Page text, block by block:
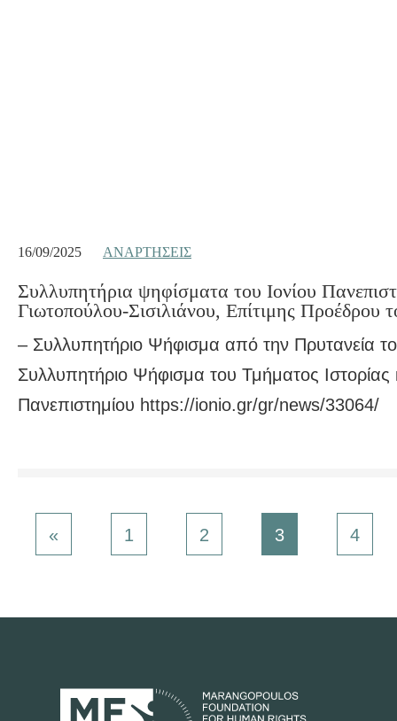
16/09/2025 ΑΝΑΡΤΉΣΕΙΣ
Συλλυπητήρια ψηφίσματα του Ιονίου
Γιωτοπούλου-Σισιλιάνου, Επίτιμης
– Συλλυπητήριο Ψήφισμα από την Πρυτανεία
Συλλυπητήριο Ψήφισμα του Τμήματος
Πανεπιστημίου https://ionio.gr/gr/news/33064/
« 1 2 3 4